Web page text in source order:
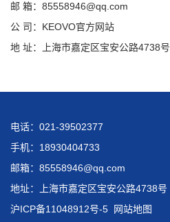
邮 箱：85558946@qq.com
公 司：KEOVO官方网站
地 址：上海市嘉定区宝安公路4738号
电话：021-39502377
手机：18930404733
邮箱：85558946@qq.com
地址：上海市嘉定区宝安公路4738号
沪ICP备11048912号-5
网站地图